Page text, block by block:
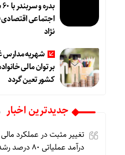
اجتماعی
نژاد
شهریه مدارس
بر توان مالی
کشور تعین گردد
جديدترين اخبار
تغییر مثبت در عملکرد
درآمد عملیاتی ۸۰ درصد رشد کرد